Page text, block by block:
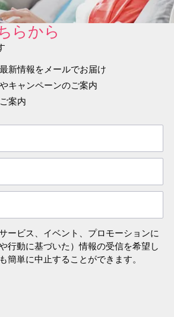
らから
新情報をメールでお届け
キャンペーンのご案内
案内
ービス、イベント、プロモーションに
行動に基づいた）情報の受信を希望し
簡単に中止することができます。